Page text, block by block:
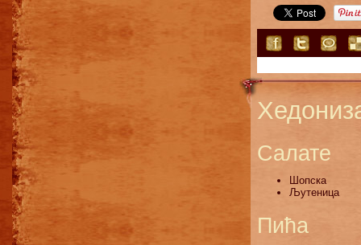
Салате
Шопска
Љутеница
Пића